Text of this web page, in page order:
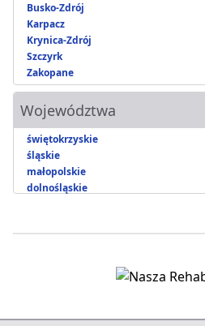
Busko-Zdrój
Karpacz
Krynica-Zdrój
Szczyrk
Zakopane
Województwa
świętokrzyskie
śląskie
małopolskie
dolnośląskie